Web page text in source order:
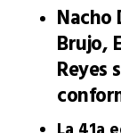
Brujo,
Reyes